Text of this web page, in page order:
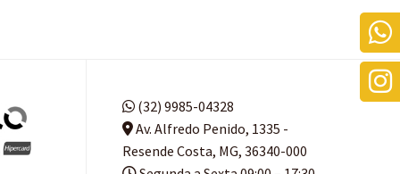
(32) 9985-04328
Av. Alfredo Penido, 1335 -
Resende Costa, MG, 36340-000